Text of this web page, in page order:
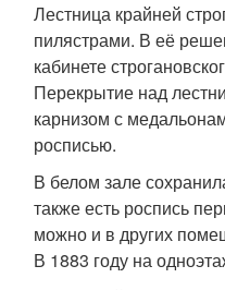
Лестница крайней
пилястрами. В её
кабинете
Перекрытие над
карнизом с
росписью.
В белом зале
также есть роспись
можно и в других
В 1883 году на